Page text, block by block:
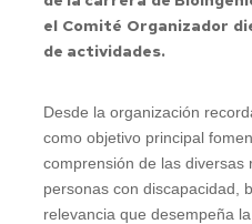
el Comité Organizador
de actividades.
Desde la organización
como objetivo principal
comprensión de las diversas
personas con discapacidad,
relevancia que desempeña